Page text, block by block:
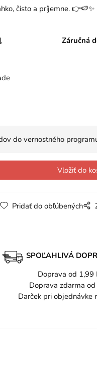
čisto a príjemne. 👉🍉✨
Záručná
do vernostného
Pridať do obľúbených
SPOĽAHLIVÁ
Doprava od 1,99
Doprava zdarma
Darček pri objednávke